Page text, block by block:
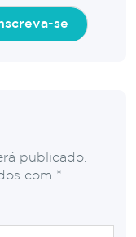
se
publicado.
com *